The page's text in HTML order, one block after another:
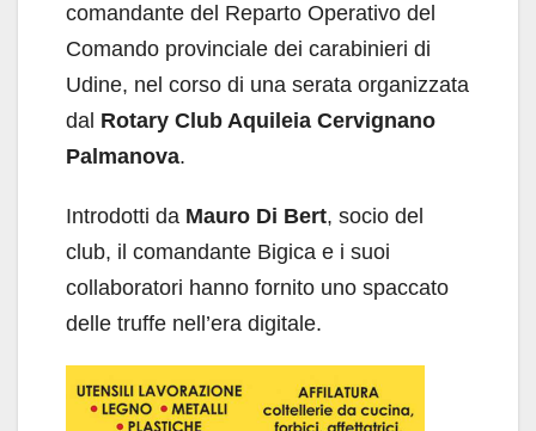
comandante del Reparto Operativo del
Comando provinciale dei carabinieri di
Udine, nel corso di una serata organizzata
dal Rotary Club Aquileia Cervignano
Palmanova.
Introdotti da Mauro Di Bert, socio del
club, il comandante Bigica e i suoi
collaboratori hanno fornito uno spaccato
delle truffe nell’era digitale.